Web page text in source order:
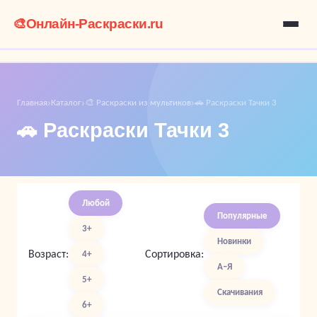
🎨Онлайн-Раскраски.ru
Главная›Каталог›🎨 Раскраски из мультиков›🚗 Раскраски Тачки 3
🚗 Раскраски Тачки 3
Возраст:
Любой
3+
4+
5+
6+
Сортировка:
Популярные
Новинки
А–Я
Скачивания